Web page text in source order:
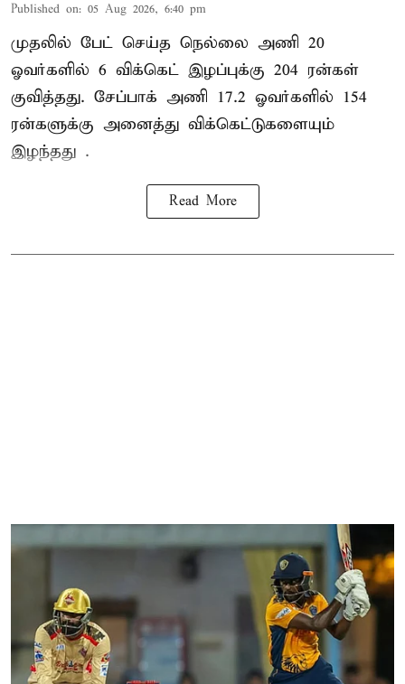
Published on: 05 Aug 2026, 6:40 pm
முதலில் பேட் செய்த நெல்லை அணி 20
ஓவர்களில் 6 விக்கெட் இழப்புக்கு 204 ரன்கள்
குவித்தது. சேப்பாக் அணி 17.2 ஓவர்களில் 154
ரன்களுக்கு அனைத்து விக்கெட்டுகளையும்
இழந்தது .
Read More